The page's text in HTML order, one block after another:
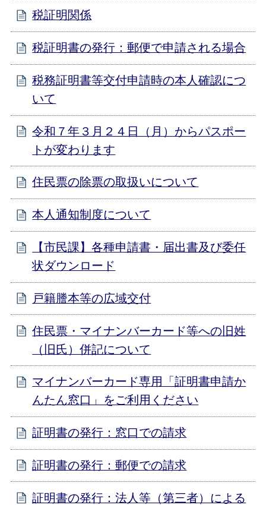
税証明関係
税証明書の発行：郵便で申請される場合
税務証明書等交付申請時の本人確認につ
いて
令和７年３月２４日（月）からパスポー
トが変わります
住民票の除票の取扱いについて
本人通知制度について
【市民課】各種申請書・届出書及び委任
状ダウンロード
戸籍謄本等の広域交付
住民票・マイナンバーカード等への旧姓
（旧氏）併記について
マイナンバーカード専用「証明書申請か
んたん窓口」をご利用ください
証明書の発行：窓口での請求
証明書の発行：郵便での請求
証明書の発行：法人等（第三者）による